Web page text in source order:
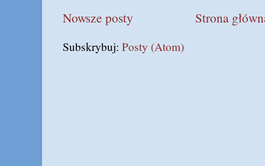
Nowsze posty Strona
Subskrybuj: Posty (Atom)